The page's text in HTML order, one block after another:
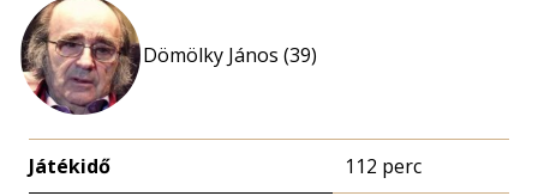
Dömölky János (39)
Játékidő 112 perc